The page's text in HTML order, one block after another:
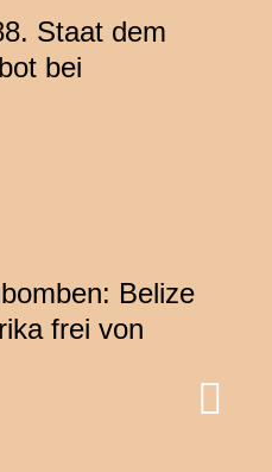
Staat dem
bei
Belize
frei von